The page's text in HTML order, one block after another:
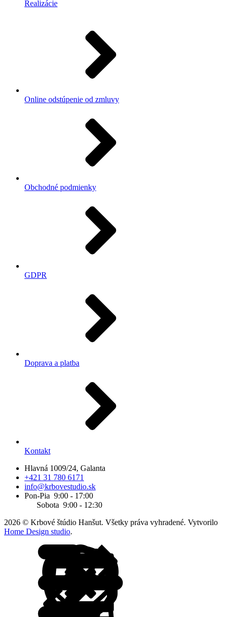
Realizácie
Online odstúpenie od zmluvy
Obchodné podmienky
GDPR
Doprava a platba
Kontakt
Hlavná 1009/24, Galanta
+421 31 780 6171
info@krbovestudio.sk
Pon-Pia 9:00 - 17:00
Sobota 9:00 - 12:30
2026 © Krbové štúdio Hanšut. Všetky práva vyhradené. Vytvorilo
Home Design studio.